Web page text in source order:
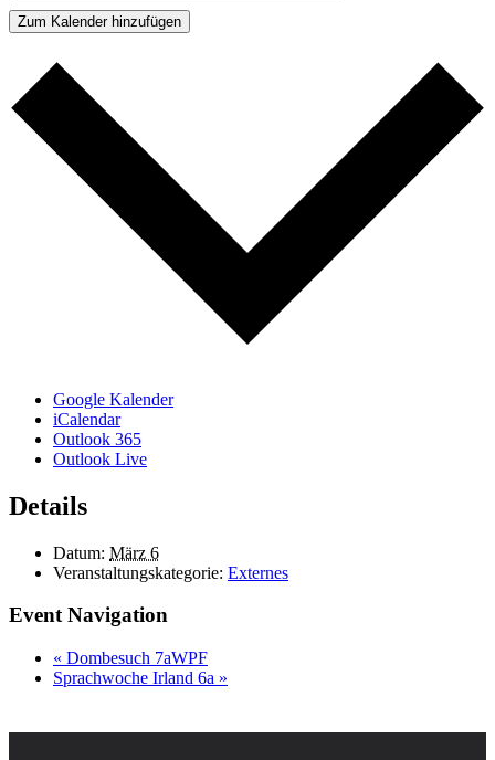
Zum Kalender hinzufügen
Google Kalender
iCalendar
Outlook 365
Outlook Live
Details
Datum: März 6
Veranstaltungskategorie: Externes
Event Navigation
« Dombesuch 7aWPF
Sprachwoche Irland 6a »